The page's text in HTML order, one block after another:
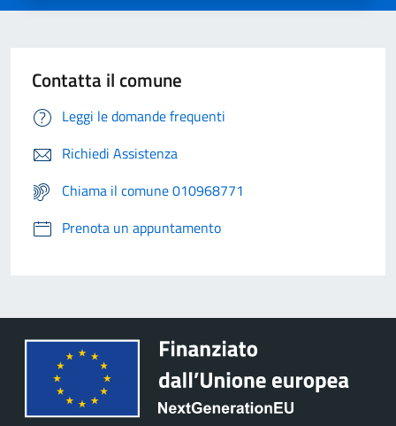
Contatta il comune
Leggi le domande frequenti
Richiedi Assistenza
Chiama il comune 010968771
Prenota un appuntamento